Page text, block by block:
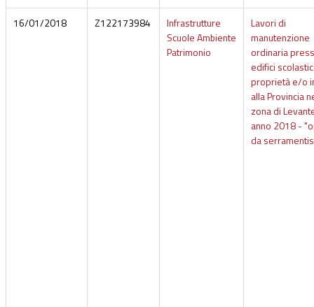
16/01/2018 Z122173984
Infrastrutture
Scuole Ambiente
Patrimonio
Lavori di
manutenzione
ordinaria
edifici
proprietà e/o
alla Provincia
zona di
anno 2018 -
da